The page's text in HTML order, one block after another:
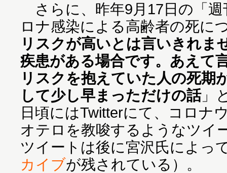
さらに、昨年9月17日の「週
ロナ感染による高齢者の死に
リスクが高いとは言いきれま
疾患がある場合です。あえて
リスクを抱えていた人の死期
して少し早まっただけの話」
日頃にはTwitterにて、コロナ
オテロを教唆するようなツイ
ツイートは後に宮沢氏によっ
カイブが残されている）。